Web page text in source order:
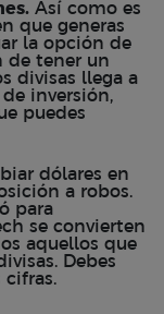
Así como es
que generas
la opción de
de tener un
divisas llega a
inversión,
puedes
dólares en
a robos.
para
se convierten
aquellos que
Debes
cifras.